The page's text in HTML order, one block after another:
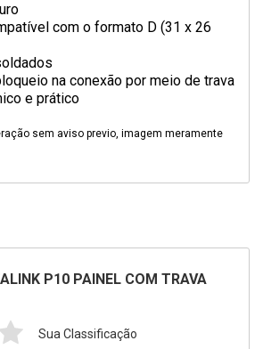
com o formato D (31 x 26
na conexão por meio de trava
e prático
sem aviso previo, imagem meramente
P10 PAINEL COM TRAVA
Sua Classificação